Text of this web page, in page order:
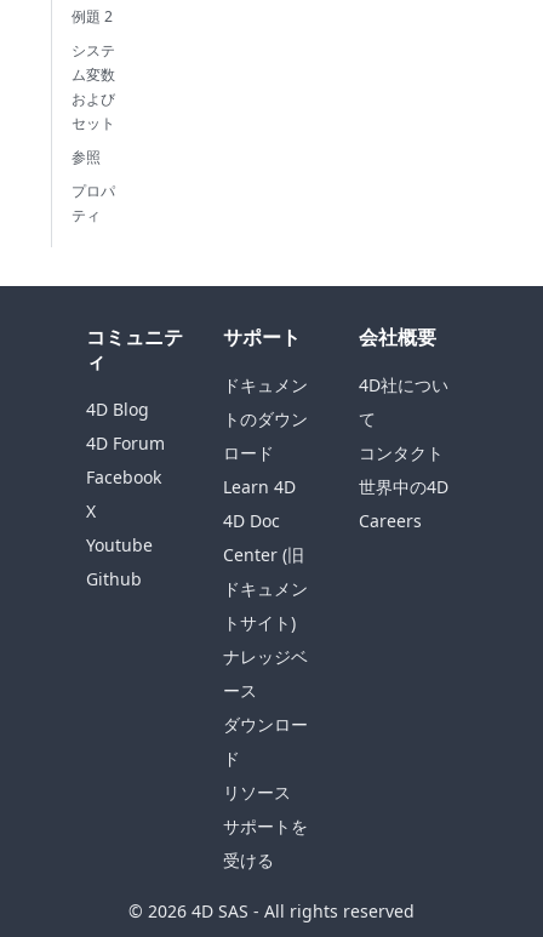
例題 2
システ
ム変数
および
セット
参照
プロパ
ティ
コミュニテ
ィ
4D Blog
4D Forum
Facebook
X
Youtube
Github
サポート
ドキュメン
トのダウン
ロード
Learn 4D
4D Doc
Center (旧
ドキュメン
トサイト)
ナレッジベ
ース
ダウンロー
ド
リソース
サポートを
受ける
会社概要
4D社につい
て
コンタクト
世界中の4D
Careers
© 2026 4D SAS - All rights reserved